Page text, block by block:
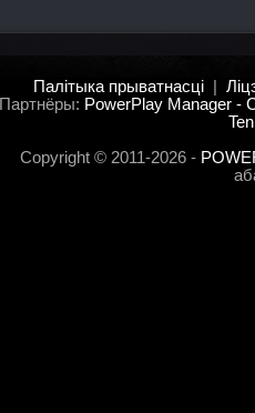
Палітыка прыватнасці
Партнёры: PowerPlay Manager -
Copyright © 2011-2026 -